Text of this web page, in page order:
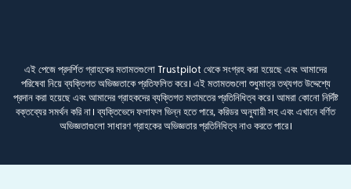
এই পেজে প্রদর্শিত গ্রাহকের মতামতগুলো Trustpilot থেকে সংগ্রহ করা হয়েছে এবং আমাদের
পরিষেবা নিয়ে ব্যক্তিগত অভিজ্ঞতাকে প্রতিফলিত করে। এই মতামতগুলো শুধুমাত্র তথ্যগত উদ্দেশ্যে
প্রদান করা হয়েছে এবং আমাদের গ্রাহকদের ব্যক্তিগত মতামতের প্রতিনিধিত্ব করে। আমরা কোনো নির্দিষ্ট
বক্তব্যের সমর্থন করি না। ব্যক্তিভেদে ফলাফল ভিন্ন হতে পারে, করিডর অনুযায়ী সহ এবং এখানে বর্ণিত
অভিজ্ঞতাগুলো সাধারণ গ্রাহকের অভিজ্ঞতার প্রতিনিধিত্ব নাও করতে পারে।